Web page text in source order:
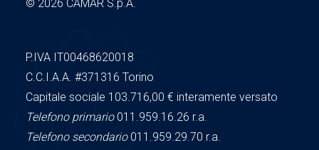
© 2026 CAMAR S.p.A.
P.IVA IT00468620018
C.C.I.A.A. #371316 Torino
Capitale sociale 103.716,00 € interamente versato
Telefono primario011.959.16.26 r.a.
Telefono secondario011.959.29.70 r.a.